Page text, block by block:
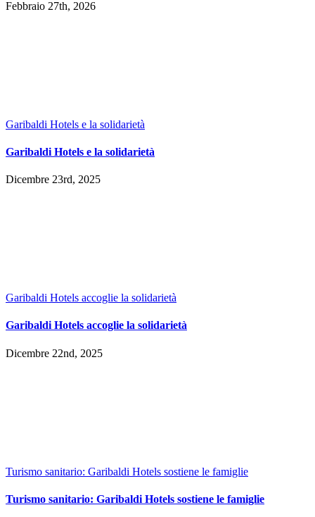
Febbraio 27th, 2026
Garibaldi Hotels e la solidarietà
Garibaldi Hotels e la solidarietà
Dicembre 23rd, 2025
Garibaldi Hotels accoglie la solidarietà
Garibaldi Hotels accoglie la solidarietà
Dicembre 22nd, 2025
Turismo sanitario: Garibaldi Hotels sostiene le famiglie
Turismo sanitario: Garibaldi Hotels sostiene le famiglie